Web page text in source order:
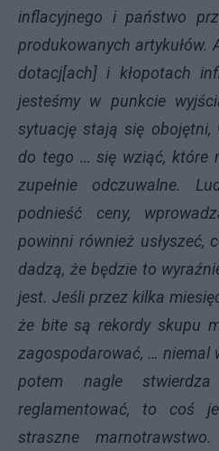
inflacyjnego i państwo
produkowanych artykułów.
dotacj[ach] i kłopotach
jesteśmy w punkcie
sytuację stają się
do tego … się wziąć, które
zupełnie odczuwalne.
podnieść ceny,
powinni również usłyszeć,
dadzą, że będzie to
jest. Jeśli przez kilka
że bite są rekordy skupu
zagospodarować, … niemal
potem nagle
reglamentować, to coś
straszne